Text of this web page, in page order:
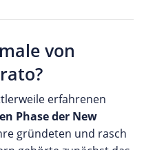
von
erfahrenen
Phase der New
gründeten und rasch